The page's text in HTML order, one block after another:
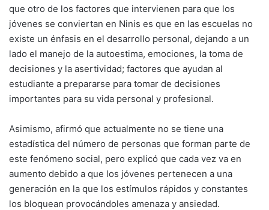
que otro de los factores que intervienen para que los
jóvenes se conviertan en Ninis es que en las escuelas no
existe un énfasis en el desarrollo personal, dejando a un
lado el manejo de la autoestima, emociones, la toma de
decisiones y la asertividad; factores que ayudan al
estudiante a prepararse para tomar de decisiones
importantes para su vida personal y profesional.
Asimismo, afirmó que actualmente no se tiene una
estadística del número de personas que forman parte de
este fenómeno social, pero explicó que cada vez va en
aumento debido a que los jóvenes pertenecen a una
generación en la que los estímulos rápidos y constantes
los bloquean provocándoles amenaza y ansiedad.